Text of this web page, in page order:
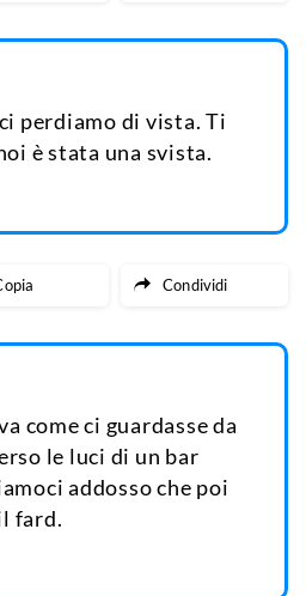
perdiamo di vista. Ti
è stata una svista.
Condividi
come ci guardasse da
le luci di un bar
addosso che poi
fard.